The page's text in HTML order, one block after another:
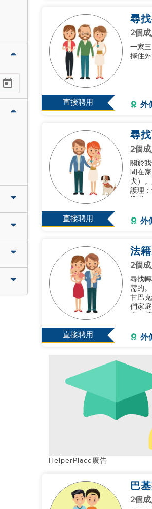
直接聘用
尋
2個
一家
擇住外
外
直接聘用
尋
2個
關於我們的家庭 地點：快樂谷 家庭成員：
間在家工
犬）。必須真正熱愛動物
護理：餵養、遛
外
直接聘用
法
2個
尋找
需的。 關於我們家庭： 我們是一對國際夫婦，包括一名新加坡人和一名法國國籍的人，住在舒適的武吉
甘巴
們家
外
HelperPlace廣告
巴
2個